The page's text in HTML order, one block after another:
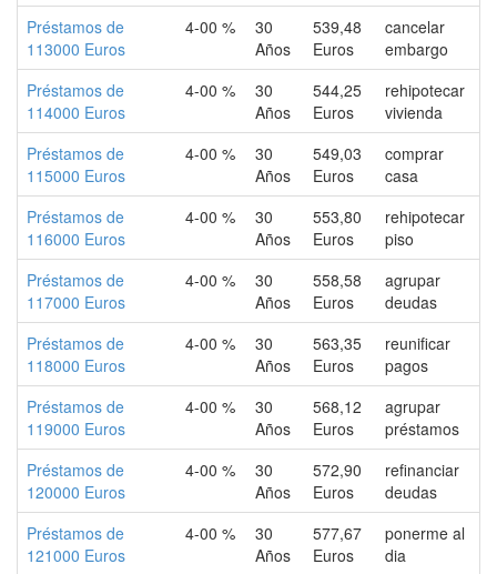
Préstamos de
113000 Euros
4-00 %
30
Años
539,48
Euros
cancelar
embargo
Préstamos de
114000 Euros
4-00 %
30
Años
544,25
Euros
rehipotecar
vivienda
Préstamos de
115000 Euros
4-00 %
30
Años
549,03
Euros
comprar
casa
Préstamos de
116000 Euros
4-00 %
30
Años
553,80
Euros
rehipotecar
piso
Préstamos de
117000 Euros
4-00 %
30
Años
558,58
Euros
agrupar
deudas
Préstamos de
118000 Euros
4-00 %
30
Años
563,35
Euros
reunificar
pagos
Préstamos de
119000 Euros
4-00 %
30
Años
568,12
Euros
agrupar
préstamos
Préstamos de
120000 Euros
4-00 %
30
Años
572,90
Euros
refinanciar
deudas
Préstamos de
121000 Euros
4-00 %
30
Años
577,67
Euros
ponerme al
dia